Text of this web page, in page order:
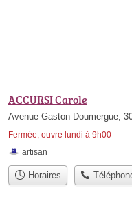
ACCURSI Carole
Avenue Gaston Doumergue,
Fermée, ouvre lundi à 9h00
artisan
Horaires